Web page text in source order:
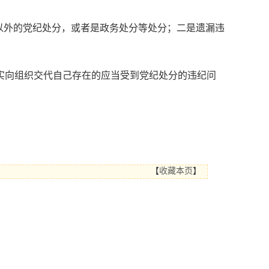
的党纪处分，或者是政务处分等处分；二是遗漏违
组织交代自己存在的应当受到党纪处分的违纪问
【收藏本页 】